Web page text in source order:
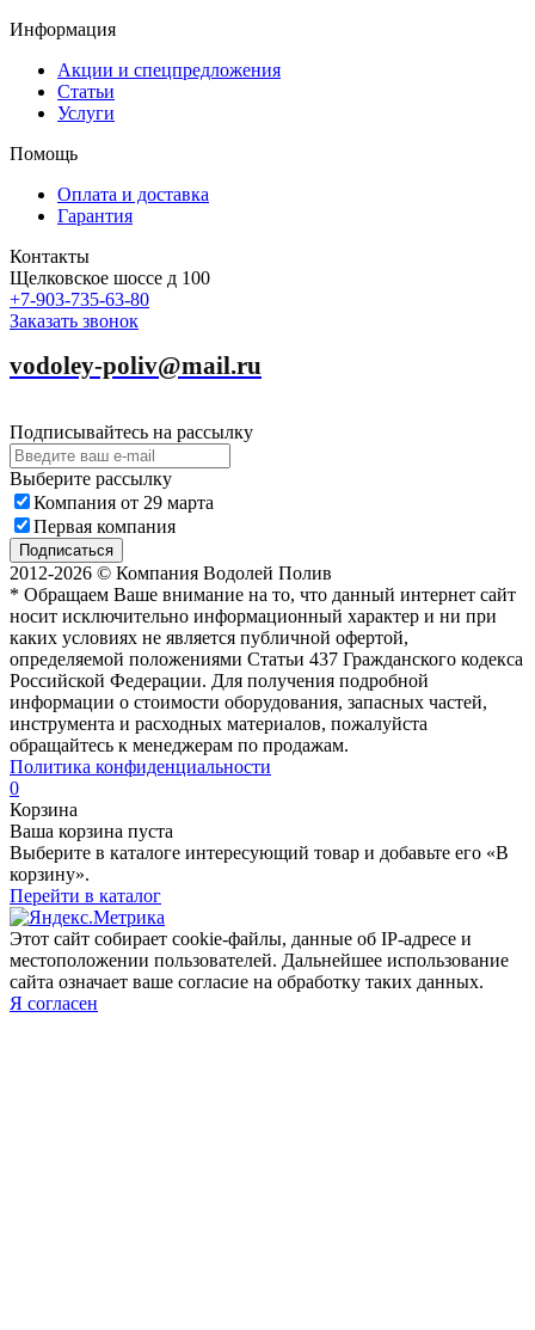
Информация
Акции и спецпредложения
Статьи
Услуги
Помощь
Оплата и доставка
Гарантия
Контакты
Щелковское шоссе д 100
+7-903-735-63-80
Заказать звонок
vodoley-poliv@mail.ru
Подписывайтесь на рассылку
Выберите рассылку
Компания от 29 марта
Первая компания
Подписаться
2012-2026 © Компания Водолей Полив
* Обращаем Ваше внимание на то, что данный интернет сайт
носит исключительно информационный характер и ни при
каких условиях не является публичной офертой,
определяемой положениями Статьи 437 Гражданского кодекса
Российской Федерации. Для получения подробной
информации о стоимости оборудования, запасных частей,
инструмента и расходных материалов, пожалуйста
обращайтесь к менеджерам по продажам.
Политика конфиденциальности
0
Корзина
Ваша корзина пуста
Выберите в каталоге интересующий товар и добавьте его «В
корзину».
Перейти в каталог
Этот сайт собирает cookie-файлы, данные об IP-адресе и
местоположении пользователей. Дальнейшее использование
сайта означает ваше согласие на обработку таких данных.
Я согласен